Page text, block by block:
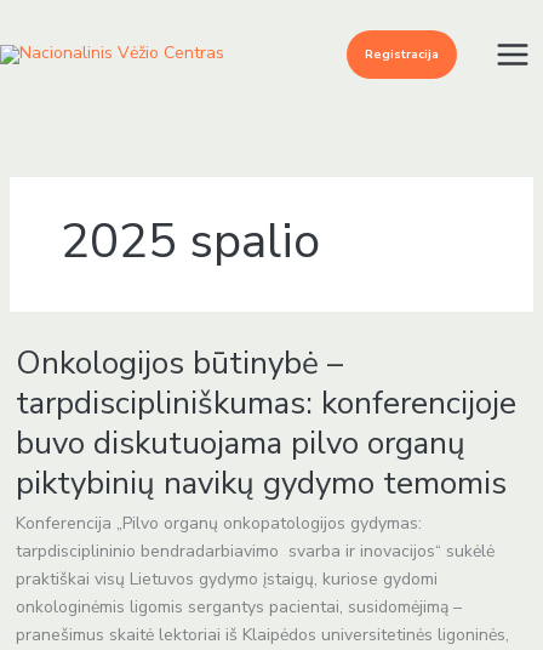
prie
Registracija
2025 spalio
Onkologijos būtinybė –
tarpdiscipliniškumas: konferencijoje
buvo diskutuojama pilvo organų
piktybinių navikų gydymo temomis
Konferencija „Pilvo organų onkopatologijos gydymas:
tarpdisciplininio bendradarbiavimo svarba ir inovacijos“ sukėlė
praktiškai visų Lietuvos gydymo įstaigų, kuriose gydomi
onkologinėmis ligomis sergantys pacientai, susidomėjimą –
pranešimus skaitė lektoriai iš Klaipėdos universitetinės ligoninės,
būtinybė
tarpdiscipliniškumas:
konferencijoje
buvo
diskutuojama
pilvo
organų
piktybinių
navikų
gydymo